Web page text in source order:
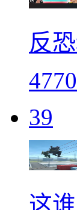
反
4770
39
这